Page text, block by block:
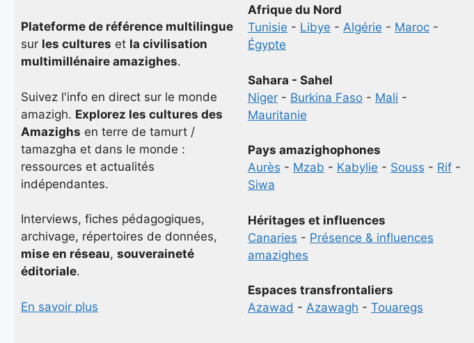
Plateforme de référence multilingue
sur les cultures et la civilisation
multimillénaire amazighes.
Suivez l'info en direct sur le monde
amazigh. Explorez les cultures des
Amazighs en terre de tamurt /
tamazgha et dans le monde :
ressources et actualités
indépendantes.
Interviews, fiches pédagogiques,
archivage, répertoires de données,
mise en réseau, souveraineté
éditoriale.
En savoir plus
Afrique du Nord
Tunisie - Libye - Algérie - Maroc -
Égypte
Sahara - Sahel
Niger - Burkina Faso - Mali -
Mauritanie
Pays amazighophones
Aurès - Mzab - Kabylie - Souss - Rif -
Siwa
Héritages et influences
Canaries - Présence & influences
amazighes
Espaces transfrontaliers
Azawad - Azawagh - Touaregs